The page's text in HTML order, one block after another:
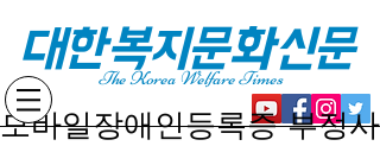
대한복지문화신문
The Korea Welfare Times
모바일장애인등록증 부정사